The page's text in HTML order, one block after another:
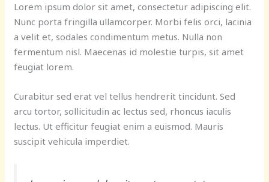
Lorem ipsum dolor sit amet, consectetur adipiscing elit.
Nunc porta fringilla ullamcorper. Morbi felis orci, lacinia
a velit et, sodales condimentum metus. Nulla non
fermentum nisl. Maecenas id molestie turpis, sit amet
feugiat lorem.
Curabitur sed erat vel tellus hendrerit tincidunt. Sed
arcu tortor, sollicitudin ac lectus sed, rhoncus iaculis
lectus. Ut efficitur feugiat enim a euismod. Mauris
suscipit vehicula imperdiet.